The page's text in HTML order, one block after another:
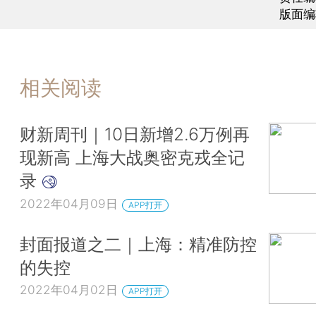
版面
相关阅读
财新周刊｜10日新增2.6万例再
现新高 上海大战奥密克戎全记
录
2022年04月09日 APP打开
封面报道之二｜上海：精准防控
的失控
2022年04月02日 APP打开